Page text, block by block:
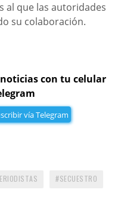
al que las autoridades
su colaboración.
con tu celular
vía Telegram
SECUESTRO